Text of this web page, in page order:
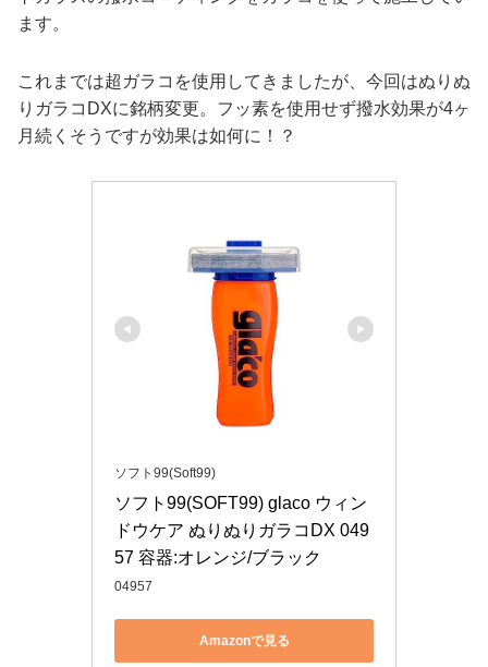
ます。
これまでは超ガラコを使用してきましたが、今回はぬりぬ
りガラコDXに銘柄変更。フッ素を使用せず撥水効果が4ヶ
月続くそうですが効果は如何に！？
ソフト99(Soft99)
ソフト99(SOFT99) glaco ウィン
ドウケア ぬりぬりガラコDX 049
57 容器:オレンジ/ブラック
04957
Amazonで見る